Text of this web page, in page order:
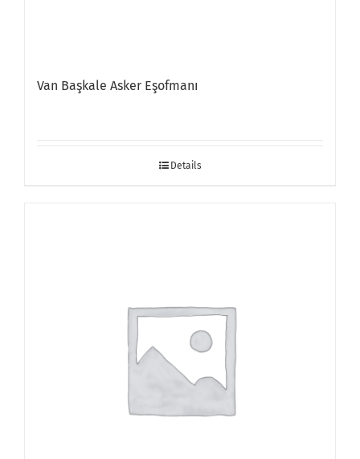
Van Başkale Asker Eşofmanı
Details